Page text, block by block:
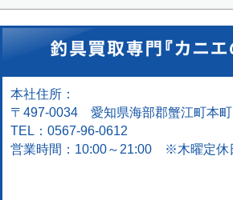
本社住所：
〒497-0034 愛知県海部郡蟹江町本
TEL：0567-96-0612
営業時間：10:00～21:00 ※木曜定休